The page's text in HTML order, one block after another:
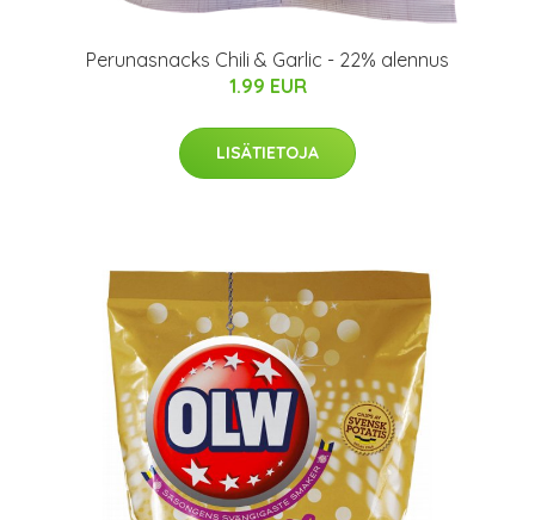
Perunasnacks Chili & Garlic - 22% alennus
1.99 EUR
LISÄTIETOJA